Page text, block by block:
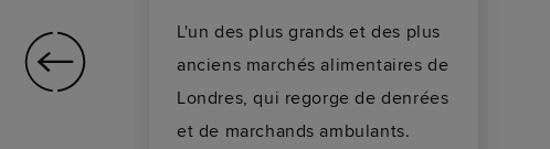
L'un des plus grands et des plus
anciens marchés alimentaires de
Londres, qui regorge de denrées
et de marchands ambulants.